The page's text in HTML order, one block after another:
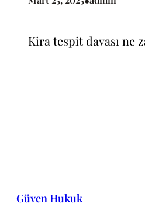
Kira tespit davası ne
Güven Hukuk